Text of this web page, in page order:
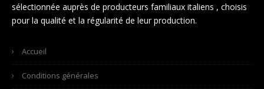
sélectionnée auprès de producteurs familiaux italiens , choisis
pour la qualité et la régularité de leur production.
Accueil
Conditions générales